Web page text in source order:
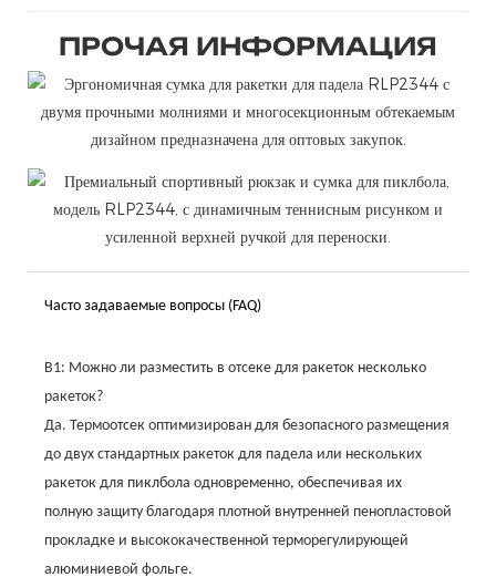
ПРОЧАЯ ИНФОРМАЦИЯ
Часто задаваемые вопросы (FAQ)
В1: Можно ли разместить в отсеке для ракеток несколько
ракеток?
Да. Термоотсек оптимизирован для безопасного размещения
до двух стандартных ракеток для падела или нескольких
ракеток для пиклбола одновременно, обеспечивая их
полную защиту благодаря плотной внутренней пенопластовой
прокладке и высококачественной терморегулирующей
алюминиевой фольге.